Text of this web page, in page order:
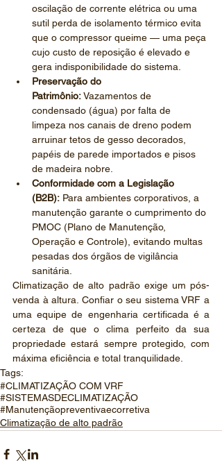
oscilação de corrente elétrica ou uma
sutil perda de isolamento térmico evita
que o compressor queime — uma peça
cujo custo de reposição é elevado e
gera indisponibilidade do sistema.
Preservação do
Patrimônio: Vazamentos de
condensado (água) por falta de
limpeza nos canais de dreno podem
arruinar tetos de gesso decorados,
papéis de parede importados e pisos
de madeira nobre.
Conformidade com a Legislação
(B2B): Para ambientes corporativos, a
manutenção garante o cumprimento do
PMOC (Plano de Manutenção,
Operação e Controle), evitando multas
pesadas dos órgãos de vigilância
sanitária.
Climatização de alto padrão exige um pós-
venda à altura. Confiar o seu sistema VRF a
uma equipe de engenharia certificada é a
certeza de que o clima perfeito da sua
propriedade estará sempre protegido, com
máxima eficiência e total tranquilidade.
Tags:
#CLIMATIZAÇÃO COM VRF
#SISTEMASDECLIMATIZAÇÃO
#Manutençãopreventivaecorretiva
Climatização de alto padrão